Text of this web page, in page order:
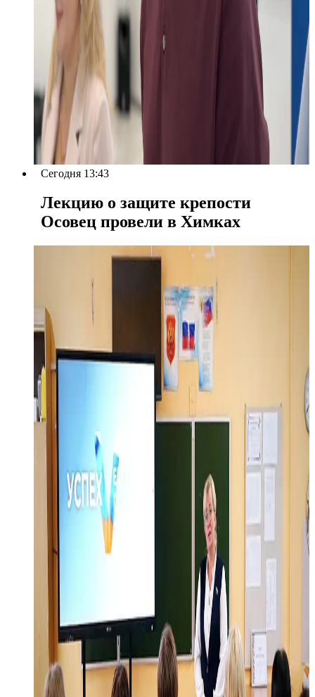
Сегодня 13:43
Лекцию о защите крепости
Осовец провели в Химках